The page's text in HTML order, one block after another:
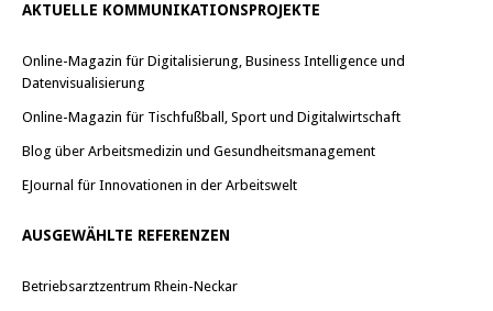
AKTUELLE KOMMUNIKATIONSPROJEKTE
Online-Magazin für Digitalisierung, Business Intelligence und
Datenvisualisierung
Online-Magazin für Tischfußball, Sport und Digitalwirtschaft
Blog über Arbeitsmedizin und Gesundheitsmanagement
EJournal für Innovationen in der Arbeitswelt
AUSGEWÄHLTE REFERENZEN
Betriebsarztzentrum Rhein-Neckar